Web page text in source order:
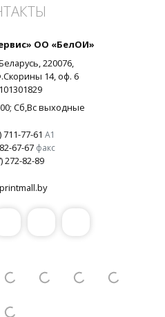
ОО «БелОИ»
220076
14, оф. 6
101301829
; Сб,Вс выходные
711-77-61 А1
67-67 факс
272-82-89